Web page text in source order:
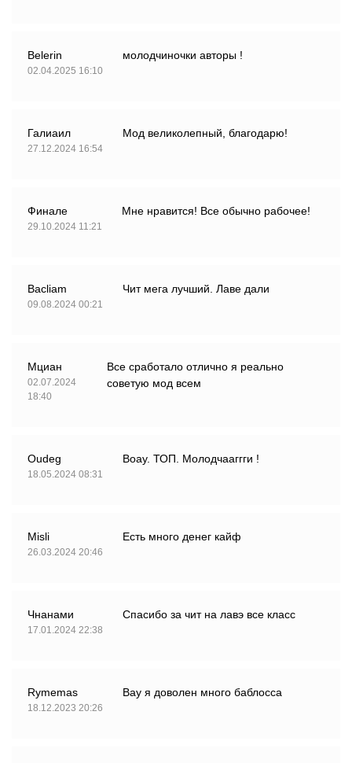
Belerin
02.04.2025 16:10
молодчиночки авторы !
Галиаил
27.12.2024 16:54
Мод великолепный, благодарю!
Финале
29.10.2024 11:21
Мне нравится! Все обычно рабочее!
Bacliam
09.08.2024 00:21
Чит мега лучший. Лаве дали
Мциан
02.07.2024
18:40
Все сработало отлично я реально
советую мод всем
Oudeg
18.05.2024 08:31
Воау. ТОП. Молодчааггги !
Misli
26.03.2024 20:46
Есть много денег кайф
Чнанами
17.01.2024 22:38
Спасибо за чит на лавэ все класс
Rymemas
18.12.2023 20:26
Вау я доволен много баблосса